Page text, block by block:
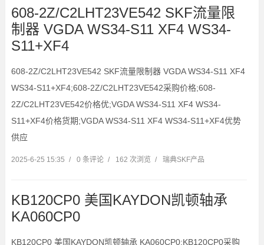
608-2Z/C2LHT23VE542 SKF流量限
制器 VGDA WS34-S11 XF4 WS34-
S11+XF4
608-2Z/C2LHT23VE542 SKF流量限制器 VGDA WS34-S11 XF4
WS34-S11+XF4;608-2Z/C2LHT23VE542采购价格;608-
2Z/C2LHT23VE542价格优;VGDA WS34-S11 XF4 WS34-
S11+XF4价格货期;VGDA WS34-S11 XF4 WS34-S11+XF4优势
供应
2025-6-25 15:35 / 0 条评论 / 162 次浏览 / 瑞典SKF产品
KB120CP0 美国KAYDON凯顿轴承
KA060CP0
KB120CP0 美国KAYDON凯顿轴承 KA060CP0;KB120CP0采购